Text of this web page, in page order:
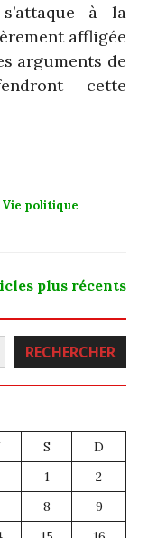
à la
affligée
arguments de
cette
Vie politique
plus récents
RECHERCHER
S
D
1
2
8
9